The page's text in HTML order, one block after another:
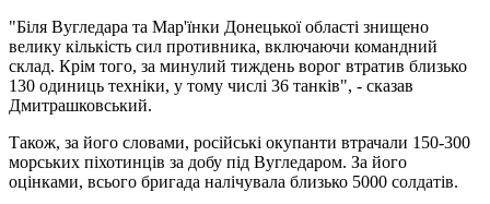
"Біля Вугледара та Мар'їнки Донецької області знищено
велику кількість сил противника, включаючи командний
склад. Крім того, за минулий тиждень ворог втратив близько
130 одиниць техніки, у тому числі 36 танків", - сказав
Дмитрашковський.
Також, за його словами, російські окупанти втрачали 150-300
морських піхотинців за добу під Вугледаром. За його
оцінками, всього бригада налічувала близько 5000 солдатів.